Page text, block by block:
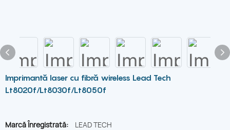
Imprimantă laser cu fibră wireless Lead Tech
Lt8020f/Lt8030f/Lt8050f
Marcă Înregistrată:
LEAD TECH